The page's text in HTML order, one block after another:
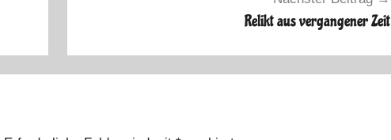
Relikt aus vergangener Zeit